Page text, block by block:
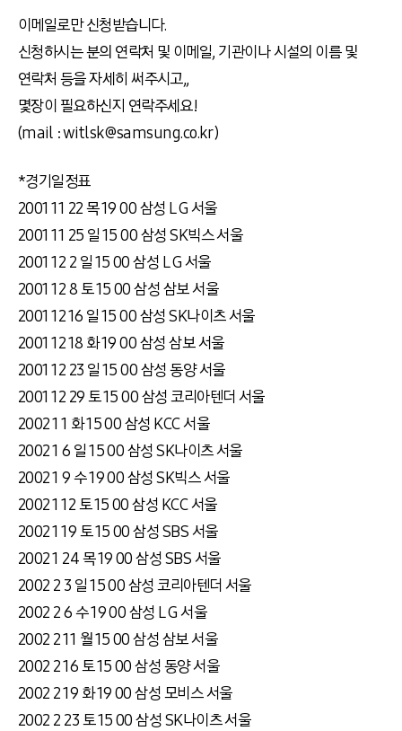
이메일로만 신청받습니다.
신청하시는 분의 연락처 및 이메일, 기관이나 시설의 이름 및
연락처 등을 자세히 써주시고,,
몇장이 필요하신지 연락주세요!
(mail : witlsk@samsung.co.kr)
*경기일정표
2001 11 22 목 19 00 삼성 L G 서울
2001 11 25 일 15 00 삼성 SK빅스 서울
2001 12 2 일 15 00 삼성 L G 서울
2001 12 8 토 15 00 삼성 삼보 서울
2001 12 16 일 15 00 삼성 SK나이츠 서울
2001 12 18 화 19 00 삼성 삼보 서울
2001 12 23 일 15 00 삼성 동양 서울
2001 12 29 토 15 00 삼성 코리아텐더 서울
2002 1 1 화 15 00 삼성 KCC 서울
2002 1 6 일 15 00 삼성 SK나이츠 서울
2002 1 9 수 19 00 삼성 SK빅스 서울
2002 1 12 토 15 00 삼성 KCC 서울
2002 1 19 토 15 00 삼성 SBS 서울
2002 1 24 목 19 00 삼성 SBS 서울
2002 2 3 일 15 00 삼성 코리아텐더 서울
2002 2 6 수 19 00 삼성 L G 서울
2002 2 11 월 15 00 삼성 삼보 서울
2002 2 16 토 15 00 삼성 동양 서울
2002 2 19 화 19 00 삼성 모비스 서울
2002 2 23 토 15 00 삼성 SK나이츠 서울